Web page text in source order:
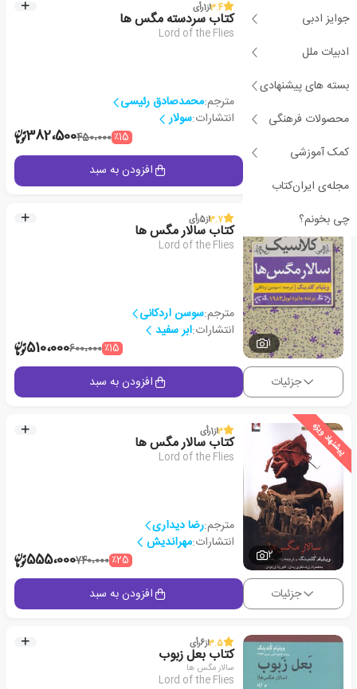
جوایز ادبی
ادبیات ملل
بسته های پیشنهادی
محصولات فرهنگی
کمک آموزشی
مجله‌ی ایران‌کتاب
چی بخونم؟
2
3.4از1رأی
کتاب سردسته مگس ها
Lord of the Flies
مترجم:محمدصادق رئیسی
انتشارات:سولار
٪15450،000382،500
افزودن به سبد
1
3.7از5رأی
کتاب سالار مگس ها
Lord of the Flies
مترجم:سوسن اردکانی
انتشارات:ابر سفید
٪15600،000510،000
جزئیات افزودن به سبد
پیشنهاد ویژه
2
3از1رأی
کتاب سالار مگس ها
Lord of the Flies
مترجم:رضا دیداری
انتشارات:مهراندیش
٪25740،000555،000
جزئیات افزودن به سبد
3.5از6رأی
کتاب بعل زبوب
سالار مگس ها
Lord of the Flies